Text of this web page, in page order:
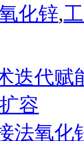
化锌,
迭代赋
容
法氧化